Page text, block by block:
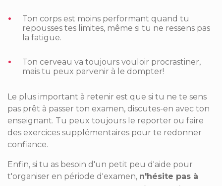
Ton corps est moins performant quand tu
repousses tes limites, même si tu ne ressens pas
la fatigue.
Ton cerveau va toujours vouloir procrastiner,
mais tu peux parvenir à le dompter!
Le plus important à retenir est que si tu ne te sens
pas prêt à passer ton examen, discutes-en avec ton
enseignant. Tu peux toujours le reporter ou faire
des exercices supplémentaires pour te redonner
confiance.
Enfin, si tu as besoin d'un petit peu d'aide pour
t'organiser en période d'examen, n'hésite pas à